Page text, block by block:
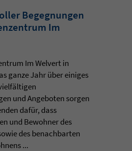
Begegnungen
Im
Im Welvert in
ganze Jahr über einiges
und Angeboten sorgen
dafür, dass
und Bewohner des
des benachbarten
...